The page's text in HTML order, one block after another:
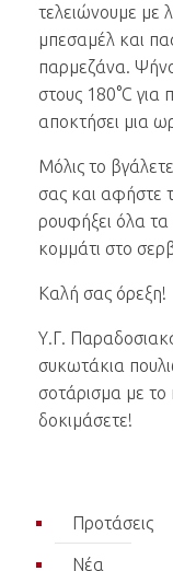
τελειώνουμε με
μπεσαμέλ και
παρμεζάνα.
στους 180°C
αποκτήσει μια
Μόλις το
σας και αφήστε
ρουφήξει όλα τα
κομμάτι στο
Καλή σας όρεξη!
Υ.Γ.
συκωτάκια
σοτάρισμα με
δοκιμάσετε!
Προτάσεις
Νέα